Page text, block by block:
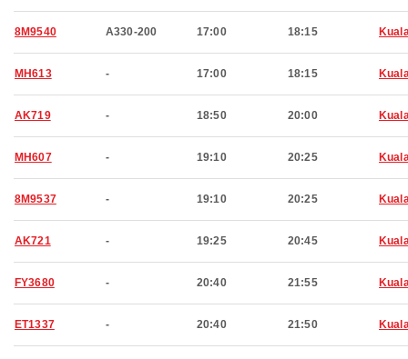
8M9540 A330-200 17:00 18:15
MH613 - 17:00 18:15
AK719 - 18:50 20:00
MH607 - 19:10 20:25
8M9537 - 19:10 20:25
AK721 - 19:25 20:45
FY3680 - 20:40 21:55
ET1337 - 20:40 21:50